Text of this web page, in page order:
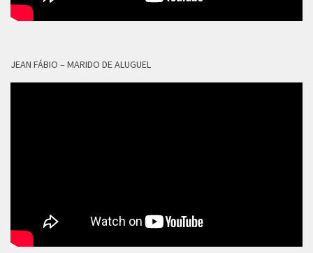
JEAN FÁBIO – MARIDO DE ALUGUEL